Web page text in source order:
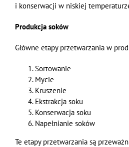
i konserwacji w niskiej temperatur
Produkcja soków
Główne etapy przetwarzania w
Sortowanie
Mycie
Kruszenie
Ekstrakcja soku
Konserwacja soku
Napełnianie soków
Te etapy przetwarzania są